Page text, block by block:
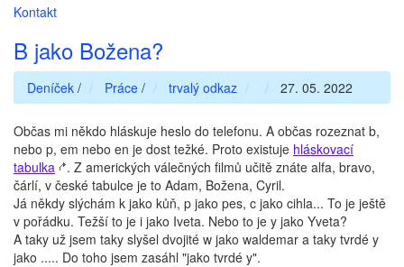
Kontakt
B jako Božena?
Deníček / Práce / trvalý odkaz 27. 05. 2022
Občas mi někdo hláskuje heslo do telefonu. A občas rozeznat b,
nebo p, em nebo en je dost težké. Proto existuje hláskovací
tabulka
. Z amerických válečných filmů učitě znáte alfa, bravo,
čárlí, v české tabulce je to Adam, Božena, Cyril.
Já někdy slýchám k jako kůň, p jako pes, c jako cihla... To je ještě
v pořádku. Težší to je i jako Iveta. Nebo to je y jako Yveta?
A taky už jsem taky slyšel dvojité w jako waldemar a taky tvrdé y
jako ..... Do toho jsem zasáhl "jako tvrdé y".